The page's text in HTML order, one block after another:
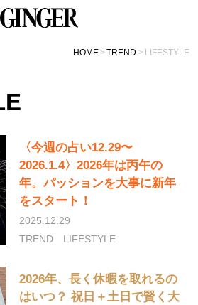
HOME TREND LIFESTYLE
〈今週の占い12.29〜
2026.1.4〉2026年は丙午の
年。パッションを大事に新年
をスタート！
2025.12.29
TREND
LIFESTYLE
2026年、長く休暇を取れるの
はいつ？ 祝日＋土日で賢く大